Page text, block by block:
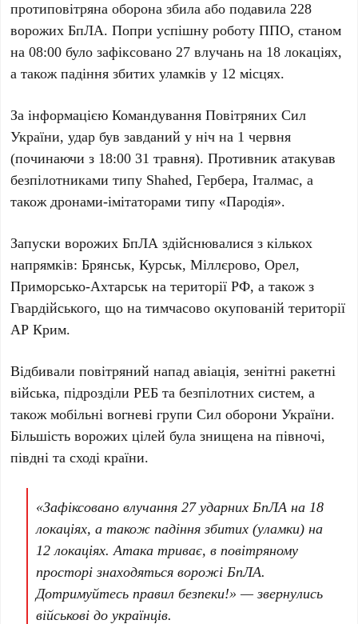
протиповітряна оборона збила або подавила228
ворожих БпЛА. Попри успішну роботу ППО, станом
на08:00 було зафіксовано27 влучань на 18 локаціях,
а також падіння збитих уламків у 12 місцях.
За інформацією Командування Повітряних Сил
України, удар був завданий у ніч на 1 червня
(починаючи з 18:00 31 травня). Противник атакував
безпілотниками типу Shahed,Гербера,Італмас, а
також дронами-імітаторами типу «Пародія».
Запуски ворожих БпЛА здійснювалися з кількох
напрямків:Брянськ,Курськ,Міллєрово,Орел,
Приморсько-Ахтарськ на території РФ, а також з
Гвардійського, що на тимчасово окупованій території
АР Крим.
Відбивали повітряний напад авіація, зенітні ракетні
війська, підрозділи РЕБ та безпілотних систем, а
також мобільні вогневі групи Сил оборони України.
Більшість ворожих цілей була знищена на півночі,
півдні та сході країни.
«Зафіксовано влучання27 ударних БпЛА на18
локаціях, а також падіння збитих (уламки) на
12 локаціях. Атака триває, в повітряному
просторі знаходяться ворожі БпЛА.
Дотримуйтесь правил безпеки!» — звернулись
військові до українців.